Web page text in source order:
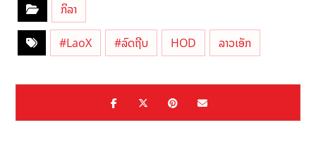
ກິລາ
#LaoX #ລົດຖີບ HOD ລາວເອັກ